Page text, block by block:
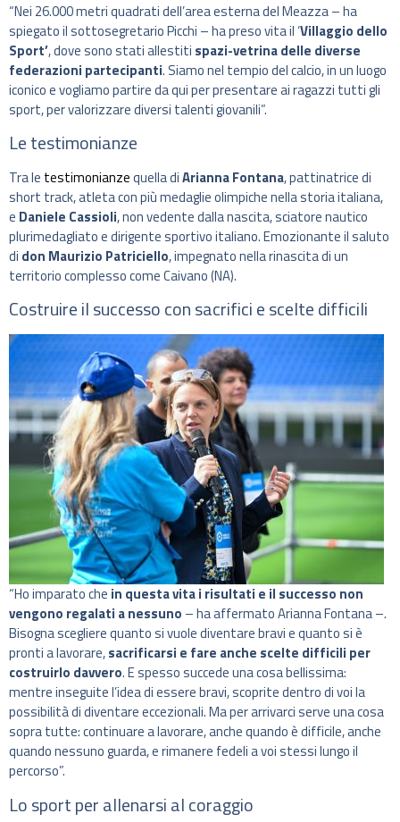
“Nei 26.000 metri quadrati dell’area esterna del Meazza – ha
spiegato il sottosegretario Picchi – ha preso vita il ‘Villaggio dello
Sport’, dove sono stati allestiti spazi-vetrina delle diverse
federazioni partecipanti. Siamo nel tempio del calcio, in un luogo
iconico e vogliamo partire da qui per presentare ai ragazzi tutti gli
sport, per valorizzare diversi talenti giovanili”.
Le testimonianze
Tra le testimonianzequella diArianna Fontana, pattinatrice di
short track, atleta con più medaglie olimpiche nella storia italiana,
e Daniele Cassioli, non vedente dalla nascita, sciatore nautico
plurimedagliato e dirigente sportivo italiano. Emozionante il saluto
di don Maurizio Patriciello, impegnato nella rinascita di un
territorio complesso come Caivano (NA).
Costruire il successo con sacrifici e scelte difficili
“Ho imparato che in questa vita i risultati e il successo non
vengono regalati a nessuno – ha affermato Arianna Fontana –.
Bisogna scegliere quanto si vuole diventare bravi e quanto si è
pronti a lavorare,sacrificarsi e fare anche scelte difficili per
costruirlo davvero. E spesso succede una cosa bellissima:
mentre inseguite l’idea di essere bravi, scoprite dentro di voi la
possibilità di diventare eccezionali. Ma per arrivarci serve una cosa
sopra tutte: continuare a lavorare, anche quando è difficile, anche
quando nessuno guarda, e rimanere fedeli a voi stessi lungo il
percorso”.
Lo sport per allenarsi al coraggio